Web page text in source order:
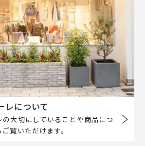
レについて
の大切にしていることや商品につ
覧いただけます。